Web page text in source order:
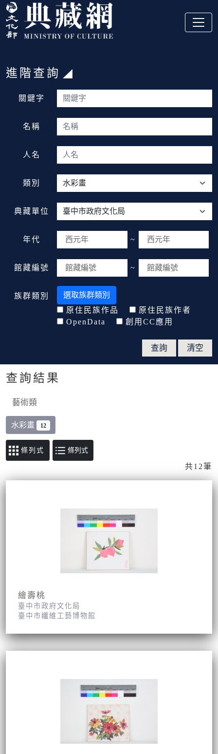
跳到主要內容
:::
:::
進階查詢
關鍵字
名稱
人名
類別
典藏單位
年代 ~
館藏編號 ~
族群類別
選取族群類別
原住民族作品
原住民族作者
OpenData
創用CC應用
查詢結果
藝術類
水彩畫 12
條列式
共12筆
繪壽桃
臺中市政府文化局
臺中市纖維工藝博物館